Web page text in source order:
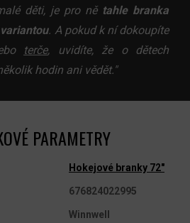
děti, je pro ně tahle branka
. A pokud k ní dokoupíte
terče, uvidíte, že o dětech
hodin ani vědět."
PARAMETRY
Hokejové branky 72"
676824022995
Winnwell